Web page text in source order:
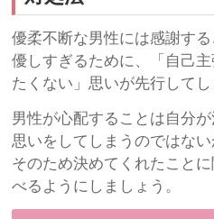
優柔不断な男性には感謝する
優しすぎるために、「自己
たくない」思いが先行してし
男性が心配することは自分
思いをしてしまうのではない
そのため決めてくれたこと
べるようにしましょう。